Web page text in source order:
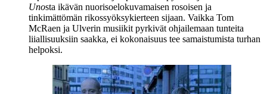
Unosta ikävän nuorisoelokuvamaisen rosoisen ja
tinkimättömän rikossyöksykierteen sijaan. Vaikka Tom
McRaen ja Ulverin musiikit pyrkivät ohjailemaan tunteita
liiallisuuksiin saakka, ei kokonaisuus tee samaistumista turhan
helpoksi.